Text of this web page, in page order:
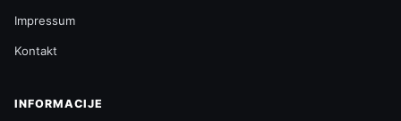
Impressum
Kontakt
INFORMACIJE